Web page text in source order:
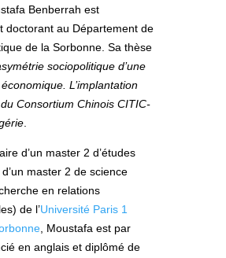
Benberrah est
doctorant au Département de
de la Sorbonne. Sa thèse
sociopolitique d’une
L’implantation
Consortium Chinois CITIC-
d’un master 2 d’études
master 2 de science
en relations
de l’Université Paris 1
, Moustafa est par
en anglais et diplômé de